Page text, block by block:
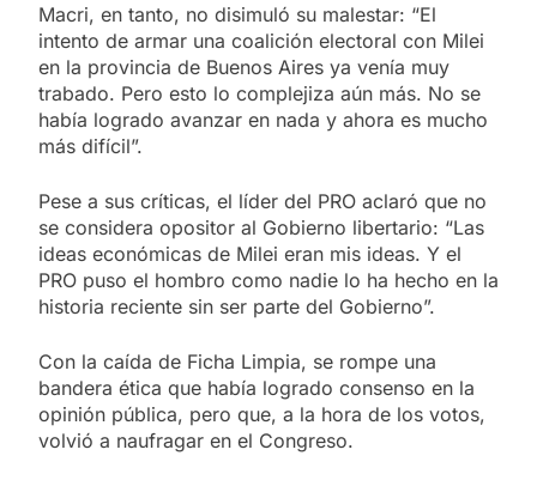
Macri, en tanto, no disimuló su malestar: “El
intento de armar una coalición electoral con Milei
en la provincia de Buenos Aires ya venía muy
trabado. Pero esto lo complejiza aún más. No se
había logrado avanzar en nada y ahora es mucho
más difícil”.
Pese a sus críticas, el líder del PRO aclaró que no
se considera opositor al Gobierno libertario: “Las
ideas económicas de Milei eran mis ideas. Y el
PRO puso el hombro como nadie lo ha hecho en la
historia reciente sin ser parte del Gobierno”.
Con la caída de Ficha Limpia, se rompe una
bandera ética que había logrado consenso en la
opinión pública, pero que, a la hora de los votos,
volvió a naufragar en el Congreso.